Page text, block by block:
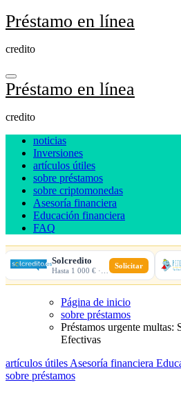
Ir
al
Préstamo en línea
credito
Préstamo en línea
credito
noticias
Inversiones
artículos útiles
sobre préstamos
sobre criptomonedas
Asesoría financiera
Educación financiera
FAQ
Solcredito Solicitar
Página de inicio
sobre préstamos
Préstamos urgente multas:
Efectivas
artículos útiles Asesoría financiera
sobre préstamos